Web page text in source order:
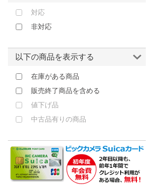
ービ
「どきどき・わくわく」をさまざまなコンテン
ツに載せてお届けします
ビューティテック｜Beautitec
ファンマックスジャパン｜
フォアベルク｜VORWERK
ブラック＆デッカー｜BLACK +
DECKER
プラスマイナスゼロ｜PLUS
MINUS ZERO
マイウェイ｜My Way
マキタ｜Makita
マリン商事｜MARIN
ラクオカ｜RakuOka
対応
非対応
以下の商品を表示する
在庫がある商品
販売終了商品を含める
値下げ品
中古品有りの商品